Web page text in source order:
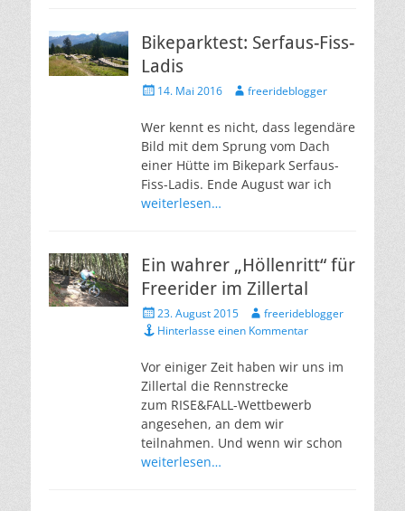
Bikeparktest: Serfaus-Fiss-
Ladis
Veröffentlicht
14. Mai 2016 Autorfreerideblogger
Wer kennt es nicht, dass legendäre
Bild mit dem Sprung vom Dach
einer Hütte im Bikepark Serfaus-
Fiss-Ladis. Ende August war ich
weiterlesen…
Ein wahrer „Höllenritt“ für
Freerider im Zillertal
Veröffentlicht
am
23. August 2015 Autorfreerideblogger
Hinterlasse einen Kommentar
Vor einiger Zeit haben wir uns im
Zillertal die Rennstrecke
zum RISE&FALL-Wettbewerb
angesehen, an dem wir
teilnahmen. Und wenn wir schon
weiterlesen…